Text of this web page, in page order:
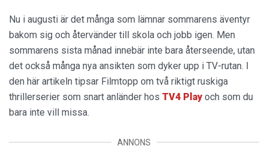
Nu i augusti är det många som lämnar sommarens äventyr
bakom sig och återvänder till skola och jobb igen. Men
sommarens sista månad innebär inte bara återseende, utan
det också många nya ansikten som dyker upp i TV-rutan. I
den här artikeln tipsar Filmtopp om två riktigt ruskiga
thrillerserier som snart anländer hos TV4 Playoch som du
bara inte vill missa.
ANNONS